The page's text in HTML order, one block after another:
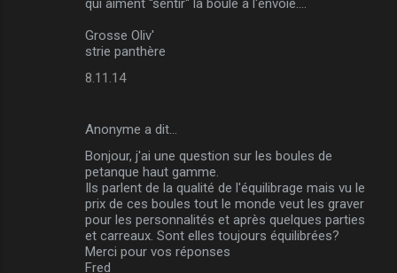
Grosse Oliv'
strie panthère
8.11.14
Anonyme a dit…
Bonjour, j'ai une question sur les boules de
petanque haut gamme.
Ils parlent de la qualité de l'équilibrage mais vu le
prix de ces boules tout le monde veut les graver
pour les personnalités et après quelques parties
et carreaux. Sont elles toujours équilibrées?
Merci pour vos réponses
Fred